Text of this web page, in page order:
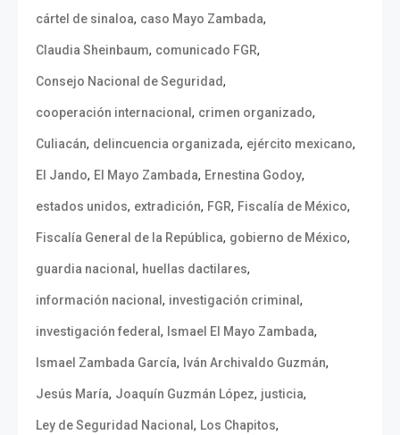
cártel de sinaloa, caso Mayo Zambada,
Claudia Sheinbaum, comunicado FGR,
Consejo Nacional de Seguridad,
cooperación internacional , crimen organizado,
Culiacán, delincuencia organizada, ejército mexicano,
El Jando, El Mayo Zambada, Ernestina Godoy,
estados unidos, extradición, FGR, Fiscalía de México,
Fiscalía General de la República, gobierno de México,
guardia nacional , huellas dactilares,
información nacional , investigación criminal ,
investigación federal , Ismael El Mayo Zambada,
Ismael Zambada García, Iván Archivaldo Guzmán,
Jesús María, Joaquín Guzmán López, justicia,
Ley de Seguridad Nacional , Los Chapitos,